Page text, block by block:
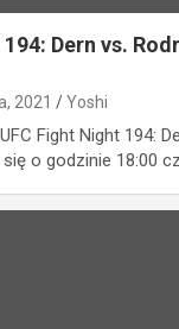
Dern vs.
2021 Yoshi
Fight Night 194:
o godzinie 18:00